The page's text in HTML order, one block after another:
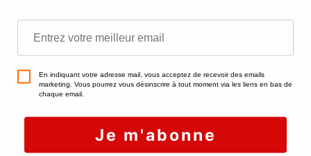
Le site utilise l’outil Google Analytics afin de
mesurer l’audience et le comportement des
utilisateurs sur le site
http://blog.epplerimmo.com.
Utilisation et transmission de vos
données personnelles